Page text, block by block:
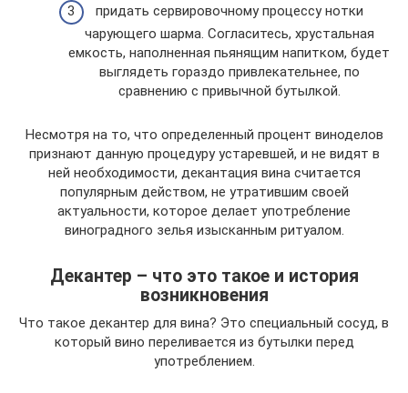
придать сервировочному процессу нотки
чарующего шарма. Согласитесь, хрустальная
емкость, наполненная пьянящим напитком, будет
выглядеть гораздо привлекательнее, по
сравнению с привычной бутылкой.
Несмотря на то, что определенный процент виноделов
признают данную процедуру устаревшей, и не видят в
ней необходимости, декантация вина считается
популярным действом, не утратившим своей
актуальности, которое делает употребление
виноградного зелья изысканным ритуалом.
Декантер – что это такое и история
возникновения
Что такое декантер для вина? Это специальный сосуд, в
который вино переливается из бутылки перед
употреблением.